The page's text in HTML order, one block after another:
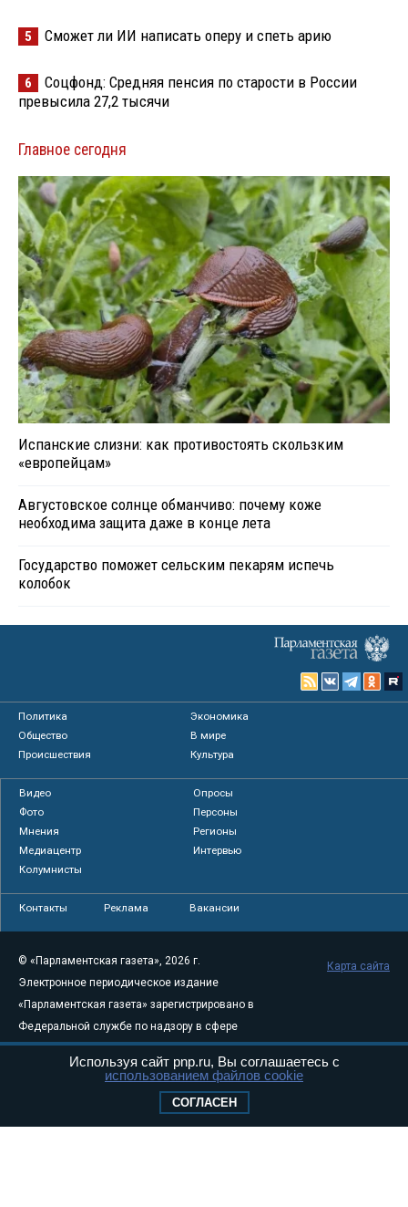
5 Сможет ли ИИ написать оперу и спеть арию
6
Соцфонд: Средняя пенсия по старости в России
превысила 27,2 тысячи
Главное сегодня
Испанские слизни: как противостоять скользким
«европейцам»
Августовское солнце обманчиво: почему коже
необходима защита даже в конце лета
Государство поможет сельским пекарям испечь
колобок
Политика
Экономика
Общество
В мире
Происшествия
Культура
Видео
Опросы
Фото
Персоны
Мнения
Регионы
Медиацентр
Интервью
Колумнисты
Контакты Реклама Вакансии
© «Парламентская газета», 2026 г.
Электронное периодическое издание
«Парламентская газета» зарегистрировано в
Федеральной службе по надзору в сфере
связи, информационных технологий и
массовых коммуникаций (Роскомнадзор) 05
Свидетельство о регистрации Эл № ФС77-
Карта сайта
Используя сайт pnp.ru, Вы соглашаетесь с
использованием файлов cookie
СОГЛАСЕН